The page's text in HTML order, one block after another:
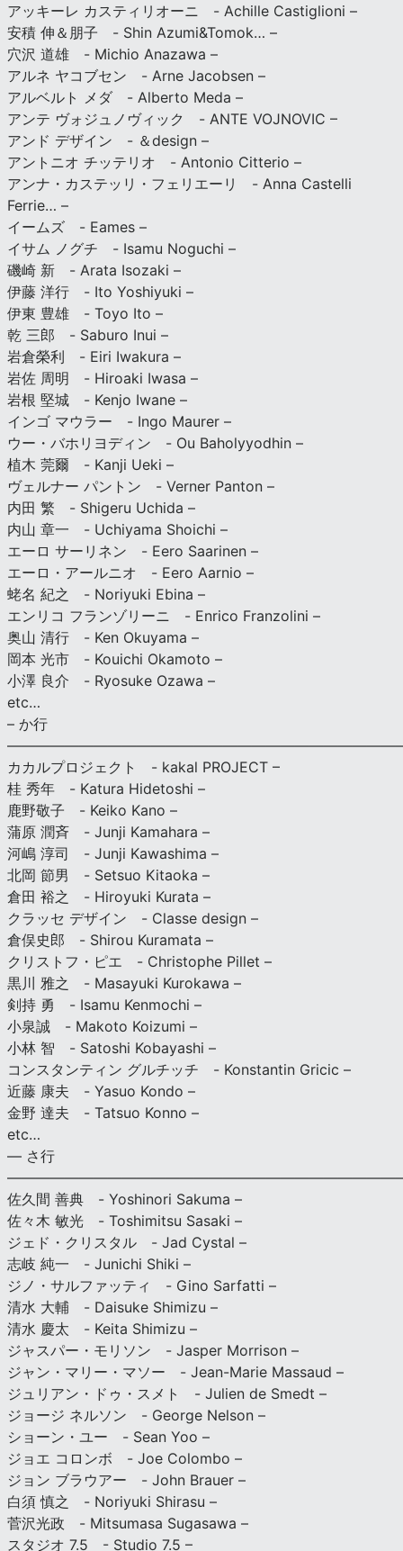
アッキーレ カスティリオーニ - Achille Castiglioni –
安積 伸＆朋子 - Shin Azumi&Tomok… –
穴沢 道雄 - Michio Anazawa –
アルネ ヤコブセン - Arne Jacobsen –
アルベルト メダ - Alberto Meda –
アンテ ヴォジュノヴィック - ANTE VOJNOVIC –
アンド デザイン - ＆design –
アントニオ チッテリオ - Antonio Citterio –
アンナ・カステッリ・フェリエーリ - Anna Castelli
Ferrie… –
イームズ - Eames –
イサム ノグチ - Isamu Noguchi –
磯崎 新 - Arata Isozaki –
伊藤 洋行 - Ito Yoshiyuki –
伊東 豊雄 - Toyo Ito –
乾 三郎 - Saburo Inui –
岩倉榮利 - Eiri Iwakura –
岩佐 周明 - Hiroaki Iwasa –
岩根 堅城 - Kenjo Iwane –
インゴ マウラー - Ingo Maurer –
ウー・バホリヨディン - Ou Baholyyodhin –
植木 莞爾 - Kanji Ueki –
ヴェルナー パントン - Verner Panton –
内田 繁 - Shigeru Uchida –
内山 章一 - Uchiyama Shoichi –
エーロ サーリネン - Eero Saarinen –
エーロ・アールニオ - Eero Aarnio –
蛯名 紀之 - Noriyuki Ebina –
エンリコ フランゾリーニ - Enrico Franzolini –
奥山 清行 - Ken Okuyama –
岡本 光市 - Kouichi Okamoto –
小澤 良介 - Ryosuke Ozawa –
etc…
– か行
カカルプロジェクト - kakal PROJECT –
桂 秀年 - Katura Hidetoshi –
鹿野敬子 - Keiko Kano –
蒲原 潤斉 - Junji Kamahara –
河嶋 淳司 - Junji Kawashima –
北岡 節男 - Setsuo Kitaoka –
倉田 裕之 - Hiroyuki Kurata –
クラッセ デザイン - Classe design –
倉俣史郎 - Shirou Kuramata –
クリストフ・ピエ - Christophe Pillet –
黒川 雅之 - Masayuki Kurokawa –
剣持 勇 - Isamu Kenmochi –
小泉誠 - Makoto Koizumi –
小林 智 - Satoshi Kobayashi –
コンスタンティン グルチッチ - Konstantin Gricic –
近藤 康夫 - Yasuo Kondo –
金野 達夫 - Tatsuo Konno –
etc…
— さ行
佐久間 善典 - Yoshinori Sakuma –
佐々木 敏光 - Toshimitsu Sasaki –
ジェド・クリスタル - Jad Cystal –
志岐 純一 - Junichi Shiki –
ジノ・サルファッティ - Gino Sarfatti –
清水 大輔 - Daisuke Shimizu –
清水 慶太 - Keita Shimizu –
ジャスパー・モリソン - Jasper Morrison –
ジャン・マリー・マソー - Jean-Marie Massaud –
ジュリアン・ドゥ・スメト - Julien de Smedt –
ジョージ ネルソン - George Nelson –
ショーン・ユー - Sean Yoo –
ジョエ コロンボ - Joe Colombo –
ジョン ブラウアー - John Brauer –
白須 慎之 - Noriyuki Shirasu –
菅沢光政 - Mitsumasa Sugasawa –
スタジオ 7.5 - Studio 7.5 –